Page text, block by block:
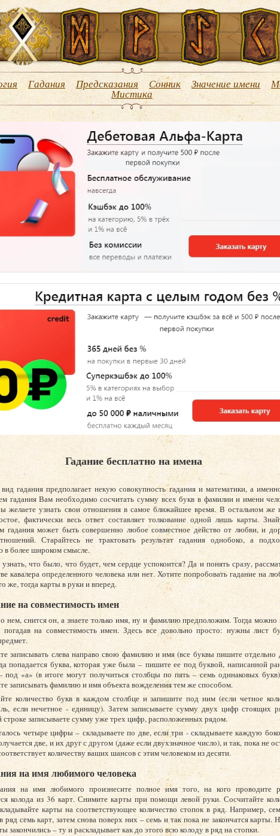
Гадания Предсказания Сонник Значение имени
Мистика
Гадание бесплатно на имена
гадания предполагает некую совокупность гадания и математики, а
гадания Вам необходимо сосчитать сумму всех букв в фамилии и имени
желаете узнать свои отношения в самое ближайшее время. В остальном же
фактически весь ответ составляет толкование одной лишь карты.
гадания может быть совершенно любое совместное действо от любви, и
Старайтесь не трактовать результат гадания однобоко, а
в более широком смысле.
что было, что будет, чем сердце успокоится? Да и понять сразу,
кавалера определенного человека или нет. Хотите попробовать гадание на
же, тогда карты в руки и вперед.
на совместимость имен
нем, снится он, а знаете только имя, ну и фамилию предположим. Тогда можно
погадав на совместимость имен. Здесь все довольно просто: нужны лист
записывать слева направо свою фамилию и имя (все буквы пишите отдельно
попадается буква, которая уже была – пишите ее под буквой, написанной
под «а» (в итоге могут получиться столбцы по пять – семь одинаковых
записывать фамилию и имя объекта вожделения тем же способом.
количество букв в каждом столбце и запишите под ним (если четное
если нечетное - единицу). Затем записываете сумму двух цифр стоящих
записываете сумму уже трех цифр, расположенных рядом.
четыре цифры – складываете по две, если три - складываете каждую
две, и их друг с другом (даже если двухзначное число), и так, пока не
количеству ваших шансов с этим человеком из десяти.
на имя любимого человека
на имя любимого произнесите полное имя того, на кого проводите
колода из 36 карт. Снимите карты при помощи левой руки. Сосчитайте
карты на соответствующее количество стопок в ряд. Например,
ряд семь карт, затем снова поверх них – семь и так пока не закончатся карты.
закончились – ту и раскладывает как до этого всю колоду в ряд на стопки.